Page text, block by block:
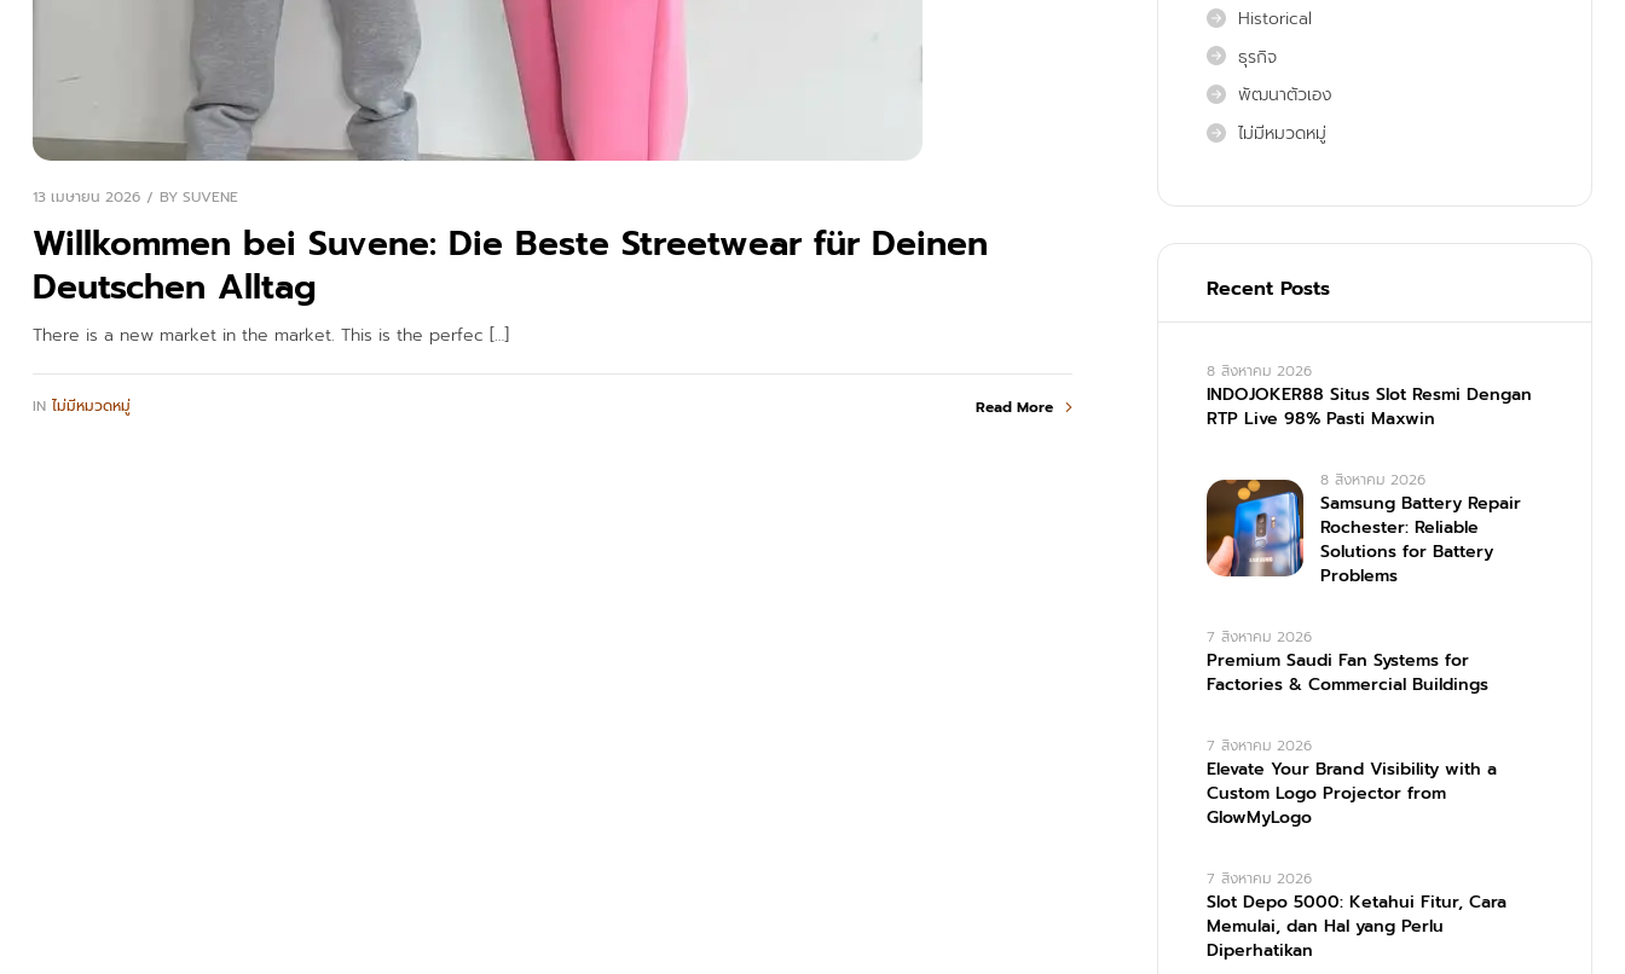
13 เมษายน 2026 BY SUVENE
Willkommen bei Suvene: Die Beste Streetwear für Deinen
Deutschen Alltag
There is a new market in the market. This is the perfec […]
IN ไม่มีหมวดหมู่ Read More
Historical
ธุรกิจ
พัฒนาตัวเอง
ไม่มีหมวดหมู่
Recent Posts
8 สิงหาคม 2026
INDOJOKER88 Situs Slot Resmi Dengan
RTP Live 98% Pasti Maxwin
8 สิงหาคม 2026
Samsung Battery Repair
Rochester: Reliable
Solutions for Battery
Problems
7 สิงหาคม 2026
Premium Saudi Fan Systems for
Factories & Commercial Buildings
7 สิงหาคม 2026
Elevate Your Brand Visibility with a
Custom Logo Projector from
GlowMyLogo
7 สิงหาคม 2026
Slot Depo 5000: Ketahui Fitur, Cara
Memulai, dan Hal yang Perlu
Diperhatikan